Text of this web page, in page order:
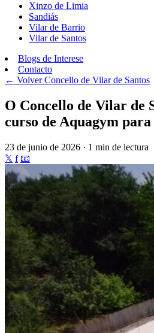
Xinzo de Limia
Sandiás
Vilar de Barrio
Vilar de Santos
Blogs de Interese
Contacto
← VolverConcello de Vilar de Santos
O Concello de Vilar de
curso de Aquagym
23 de junio de 2026 · 1 min de lectura
𝕏 f 📧